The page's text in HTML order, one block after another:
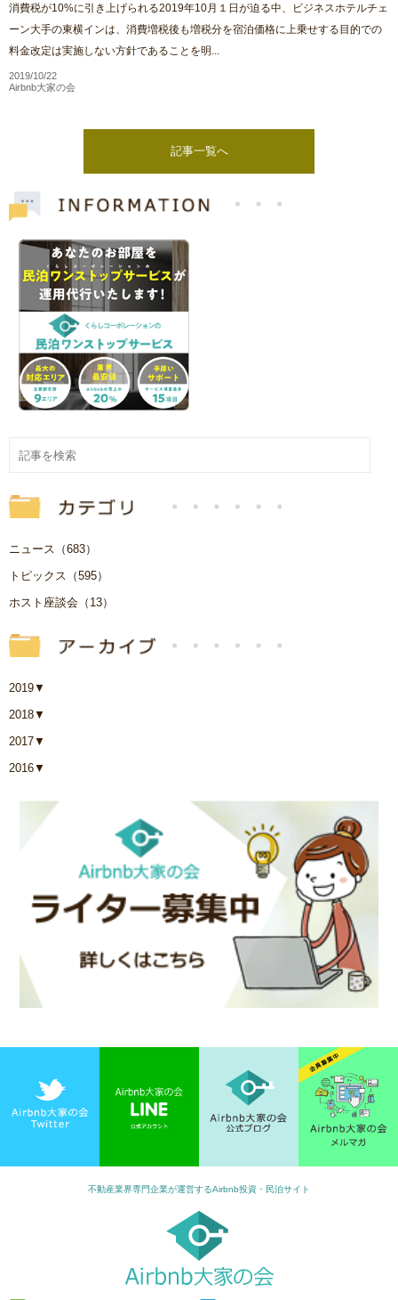
消費税が10%に引き上げられる2019年10月１日が迫る中、ビジネスホテルチェ
ーン大手の東横インは、消費増税後も増税分を宿泊価格に上乗せする目的での
料金改定は実施しない方針であることを明...
2019/10/22
Airbnb大家の会
記事一覧へ
ニュース（683）
トピックス（595）
ホスト座談会（13）
2019▼
2018▼
2017▼
2016▼
不動産業界専門企業が運営するAirbnb投資・民泊サイト